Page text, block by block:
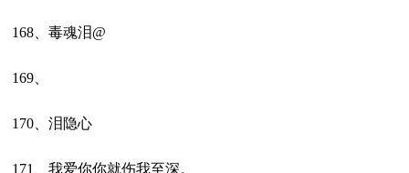
168、毒魂泪@
169、
170、泪隐心
171、我爱你你就伤我至深。